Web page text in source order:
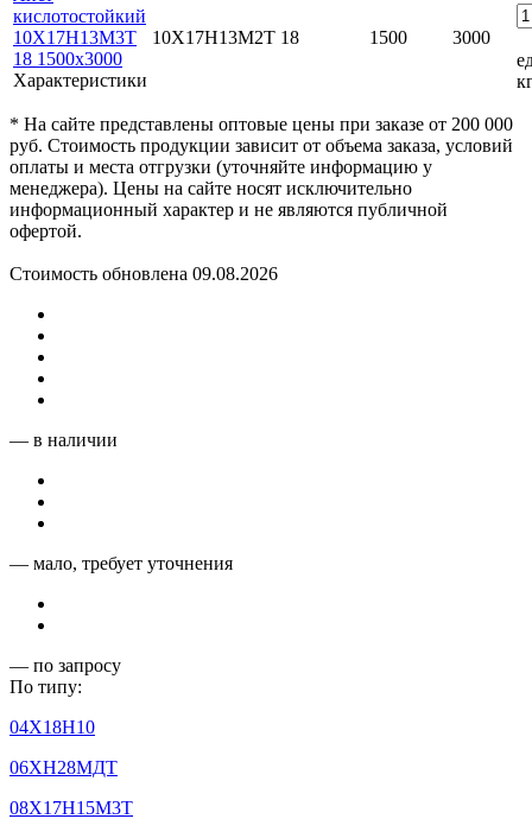
кислотостойкий
10Х17Н13М3Т
18 1500x3000
Характеристики
10Х17Н13М2Т 18 1500
3000
* На сайте представлены оптовые цены при заказе от 200 000
руб. Стоимость продукции зависит от объема заказа, условий
оплаты и места отгрузки (уточняйте информацию у
менеджера). Цены на сайте носят исключительно
информационный характер и не являются публичной
офертой.
Стоимость обновлена 09.08.2026
— в наличии
— мало, требует уточнения
— по запросу
По типу:
04Х18Н10
06ХН28МДТ
08Х17Н15М3Т